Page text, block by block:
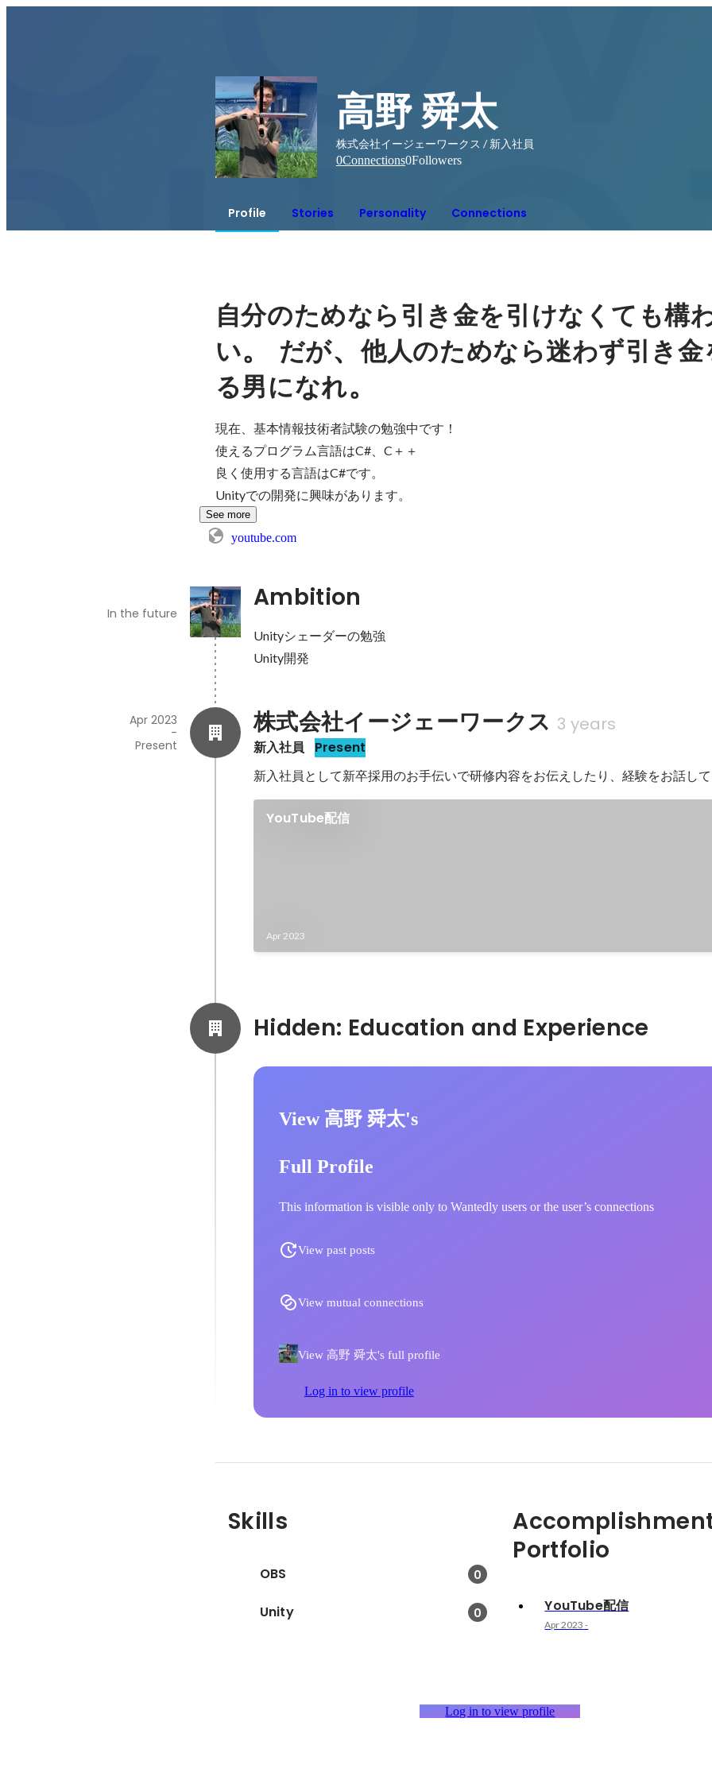
高野 舜太
株式会社イージェーワークス / 新入社員
0Connections0Followers
Profile Stories Personality Connections
自分のためなら引き金を引けなくても構
い。 だが、他人のためなら迷わず引き
る男になれ。
現在、基本情報技術者試験の勉強中です！
使えるプログラム言語はC#、C＋＋
良く使用する言語はC#です。
Unityでの開発に興味があります。
See more
youtube.com
Ambition
In the future
Unityシェーダーの勉強
株式会社イージェーワークス 3 years
新入社員 Present
Apr 2023
-
Present
新入社員として新卒採用のお手伝いで研修内容をお伝えしたり、経験をお話し
YouTube配信
Apr 2023
View 高野 舜太's
Full Profile
This information is visible only to Wantedly users or the user’s connections
View past posts
View mutual connections
View 高野 舜太's full profile
Log in to view profile
Skills
OBS 0
Unity 0
Portfolio
YouTube配信
Apr 2023 -
Log in to view profile